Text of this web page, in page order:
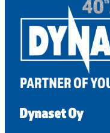
Dynaset Oy